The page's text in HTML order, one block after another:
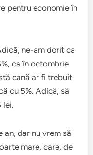
pentru economie în
ne-am dorit ca
ca în octombrie
cană ar fi trebuit
cu 5%. Adică, să
lei.
an, dar nu vrem să
mare, care, de